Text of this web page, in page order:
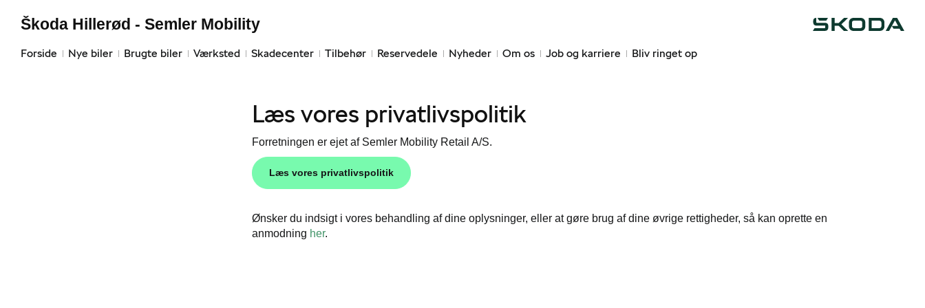
Forside Nye biler Brugte biler Værksted Skadecenter Tilbehør Reservedele Nyheder Om os Job og karriere Bliv ringet op
Škoda Hillerød - Semler Mobility
Læs vores privatlivspolitik
Forretningen er ejet af Semler Mobility Retail A/S.
Læs vores privatlivspolitik
Ønsker du indsigt i vores behandling af dine oplysninger, eller at gøre brug af dine øvrige rettigheder, så kan oprette en
anmodning her.